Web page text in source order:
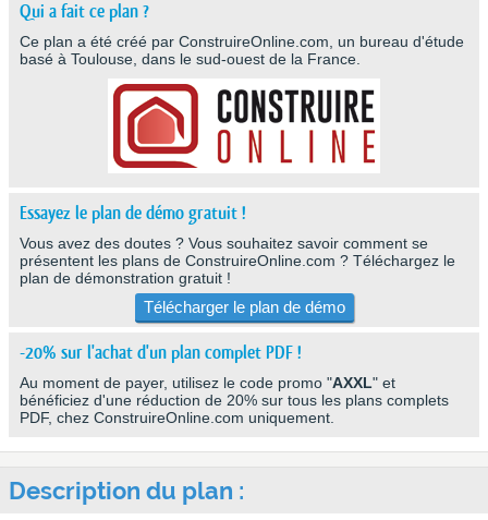
Qui a fait ce plan ?
Ce plan a été créé par ConstruireOnline.com, un bureau d'étude
basé à Toulouse, dans le sud-ouest de la France.
Essayez le plan de démo gratuit !
Vous avez des doutes ? Vous souhaitez savoir comment se
présentent les plans de ConstruireOnline.com ? Téléchargez le
plan de démonstration gratuit !
Télécharger le plan de démo
-20% sur l'achat d'un plan complet PDF !
Au moment de payer, utilisez le code promo "AXXL" et
bénéficiez d'une réduction de 20% sur tous les plans complets
PDF, chez ConstruireOnline.com uniquement.
Description du plan :